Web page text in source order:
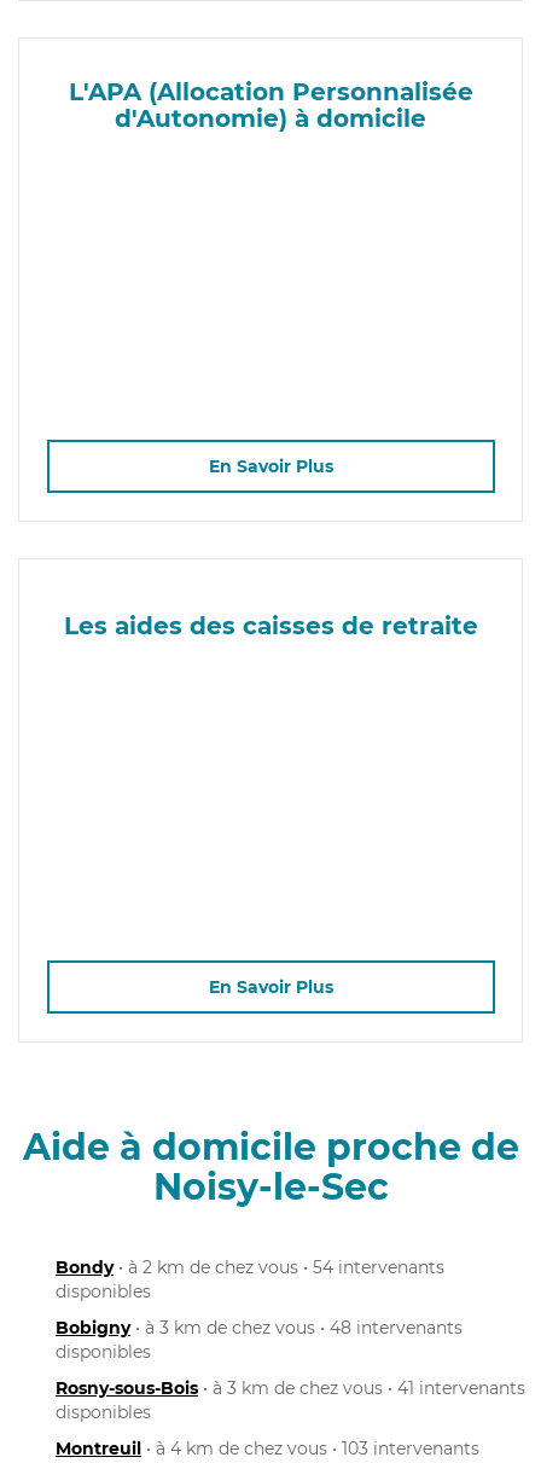
L'APA (Allocation Personnalisée
d'Autonomie) à domicile
En Savoir Plus
Les aides des caisses de retraite
En Savoir Plus
Aide à domicile proche de
Noisy-le-Sec
Bondy• à 2 km de chez vous • 54 intervenants
disponibles
Bobigny• à 3 km de chez vous • 48 intervenants
disponibles
Rosny-sous-Bois • à 3 km de chez vous • 41 intervenants
disponibles
Montreuil • à 4 km de chez vous • 103 intervenants